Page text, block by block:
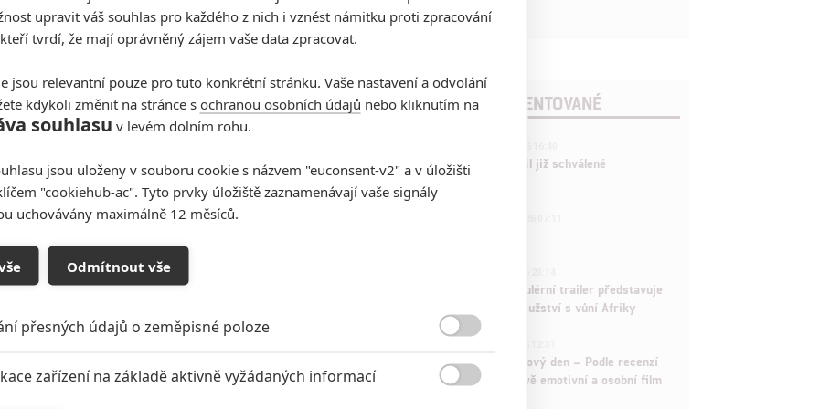
XD Rvačky v kinech už sem taky párkrát viděl.
kopal tomu před sebou do sedačky ale padl jeden
si tahají vlasy jak nějaký čubky před školou. Spíš se
rybičku nebo kapslíkovku a nezůstalo tam 20
do diskuze
POSLEDNÍ KOMENTOVANÉ
Marvel nečekaně zrušil již schválené
Děti krve a kostí: Regulérní trailer představuje
akční fantasy dobrodružství s vůní Afriky
Spider-Man: Zbrusu nový den – Podle recenzí
máme čekat překvapivě emotivní a osobní film
upravit váš souhlas pro každého z nich i vznést námitku proti zpracování
tvrdí, že mají oprávněný zájem vaše data zpracovat.
jsou relevantní pouze pro tuto konkrétní stránku. Vaše nastavení a odvolání
kdykoli změnit na stránce s ochranou osobních údajů nebo kliknutím na
souhlasu v levém dolním rohu.
jsou uloženy v souboru cookie s názvem "euconsent-v2" a v úložišti
"cookiehub-ac". Tyto prvky úložiště zaznamenávají vaše signály
uchovávány maximálně 12 měsíců.
Odmítnout vše
přesných údajů o zeměpisné poloze
zařízení na základě aktivně vyžádaných informací